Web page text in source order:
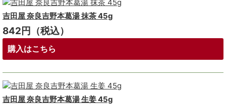
吉田屋 奈良吉野本葛湯 抹茶 45g
842円（税込）
購入はこちら
吉田屋 奈良吉野本葛湯 生姜 45g